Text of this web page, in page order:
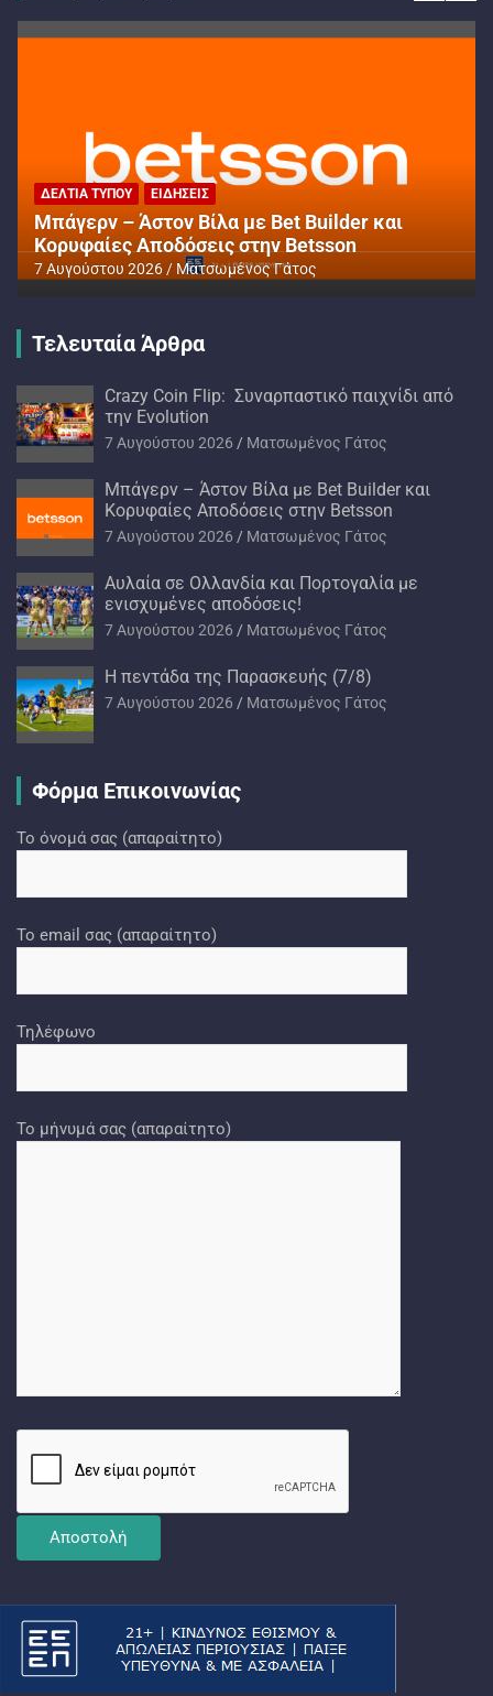
ΔΕΛΤΊΑ ΤΎΠΟΥ ΕΙΔΉΣΕΙΣ
Αυλαία σε Ολλανδία και Πορτογαλία με
ενισχυμένες αποδόσεις!
7 Αυγούστου 2026 Ματσωμένος Γάτος
Τελευταία Άρθρα
Crazy Coin Flip: Συναρπαστικό παιχνίδι από
την Evolution
7 Αυγούστου 2026 Ματσωμένος Γάτος
Μπάγερν – Άστον Βίλα με Bet Builder και
Κορυφαίες Αποδόσεις στην Betsson
7 Αυγούστου 2026 Ματσωμένος Γάτος
Αυλαία σε Ολλανδία και Πορτογαλία με
ενισχυμένες αποδόσεις!
7 Αυγούστου 2026 Ματσωμένος Γάτος
H πεντάδα της Παρασκευής (7/8)
7 Αυγούστου 2026 Ματσωμένος Γάτος
Φόρμα Επικοινωνίας
Το όνομά σας (απαραίτητο)
Το email σας (απαραίτητο)
Τηλέφωνο
Το μήνυμά σας (απαραίτητο)